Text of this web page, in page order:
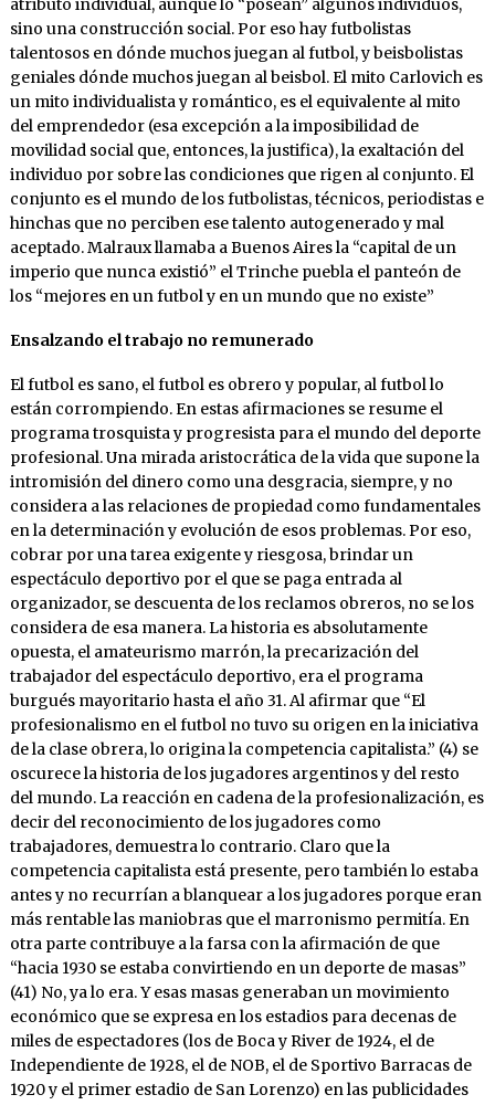
atributo individual, aunque lo “posean” algunos individuos,
sino una construcción social. Por eso hay futbolistas
talentosos en dónde muchos juegan al futbol, y beisbolistas
geniales dónde muchos juegan al beisbol. El mito Carlovich es
un mito individualista y romántico, es el equivalente al mito
del emprendedor (esa excepción a la imposibilidad de
movilidad social que, entonces, la justifica), la exaltación del
individuo por sobre las condiciones que rigen al conjunto. El
conjunto es el mundo de los futbolistas, técnicos, periodistas e
hinchas que no perciben ese talento autogenerado y mal
aceptado. Malraux llamaba a Buenos Aires la “capital de un
imperio que nunca existió” el Trinche puebla el panteón de
los “mejores en un futbol y en un mundo que no existe”
Ensalzando el trabajo no remunerado
El futbol es sano, el futbol es obrero y popular, al futbol lo
están corrompiendo. En estas afirmaciones se resume el
programa trosquista y progresista para el mundo del deporte
profesional. Una mirada aristocrática de la vida que supone la
intromisión del dinero como una desgracia, siempre, y no
considera a las relaciones de propiedad como fundamentales
en la determinación y evolución de esos problemas. Por eso,
cobrar por una tarea exigente y riesgosa, brindar un
espectáculo deportivo por el que se paga entrada al
organizador, se descuenta de los reclamos obreros, no se los
considera de esa manera. La historia es absolutamente
opuesta, el amateurismo marrón, la precarización del
trabajador del espectáculo deportivo, era el programa
burgués mayoritario hasta el año 31. Al afirmar que “El
profesionalismo en el futbol no tuvo su origen en la iniciativa
de la clase obrera, lo origina la competencia capitalista.” (4) se
oscurece la historia de los jugadores argentinos y del resto
del mundo. La reacción en cadena de la profesionalización, es
decir del reconocimiento de los jugadores como
trabajadores, demuestra lo contrario. Claro que la
competencia capitalista está presente, pero también lo estaba
antes y no recurrían a blanquear a los jugadores porque eran
más rentable las maniobras que el marronismo permitía. En
otra parte contribuye a la farsa con la afirmación de que
“hacia 1930 se estaba convirtiendo en un deporte de masas”
(41) No, ya lo era. Y esas masas generaban un movimiento
económico que se expresa en los estadios para decenas de
miles de espectadores (los de Boca y River de 1924, el de
Independiente de 1928, el de NOB, el de Sportivo Barracas de
1920 y el primer estadio de San Lorenzo) en las publicidades